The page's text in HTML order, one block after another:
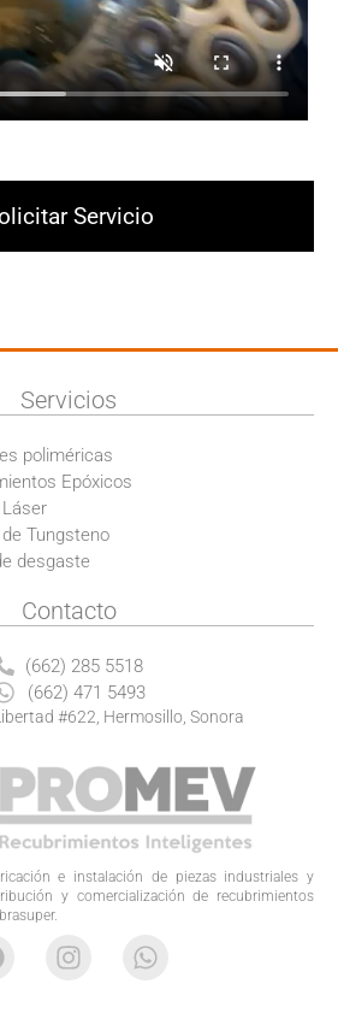
Servicio
e instalación de piezas industriales y
y comercialización de recubrimientos
Contacto
(662) 285 5518
(662) 471 5493
#622, Hermosillo, Sonora
Servicios
poliméricas
Epóxicos
Tungsteno
desgaste